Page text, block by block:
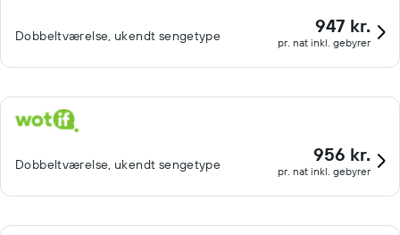
Dobbeltværelse, ukendt sengetype 947 kr.
pr. nat inkl. gebyrer
Dobbeltværelse, ukendt sengetype 956 kr.
pr. nat inkl. gebyrer